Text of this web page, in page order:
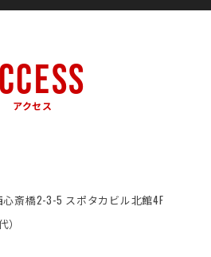
アクセス
斎橋2-3-5 スポタカビル北館4F
）